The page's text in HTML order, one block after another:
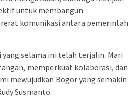
untuk membangun
komunikasi antara pemerintah
yang selama ini telah terjalin. Mari
memperkuat kolaborasi, dan
mewujudkan Bogor yang semakin
Susmanto.